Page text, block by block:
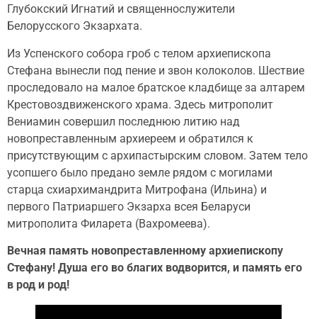
Глубокский Игнатий и священнослужители
Белорусского Экзархата.
Из Успенского собора гроб с телом архиепископа
Стефана вынесли под пение и звон колоколов. Шествие
проследовало на малое братское кладбище за алтарем
Крестовоздвиженского храма. Здесь митрополит
Вениамин совершил последнюю литию над
новопреставленным архиереем и обратился к
присутствующим с архипастырским словом. Затем тело
усопшего было предано земле рядом с могилами
старца схиархимандрита Митрофана (Ильина) и
первого Патриаршего Экзарха всея Беларуси
митрополита Филарета (Вахромеева).
Вечная память новопреставленному архиепископу
Стефану! Душа его во благих водворится, и память его
в род и род!